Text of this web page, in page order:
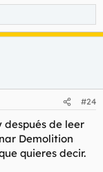
que tiene en la
a buscar un
mermar las
y mejorar la
se atrofia, la
no tiene
de
porque
Las referencias
y todo
que sirvan
nada.
#24
de leer
Demolition
quieres decir.